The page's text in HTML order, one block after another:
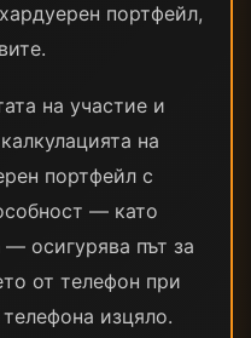
портфейл,
на участие и
на
портфейл с
— като
осигурява път за
от телефон при
изцяло.